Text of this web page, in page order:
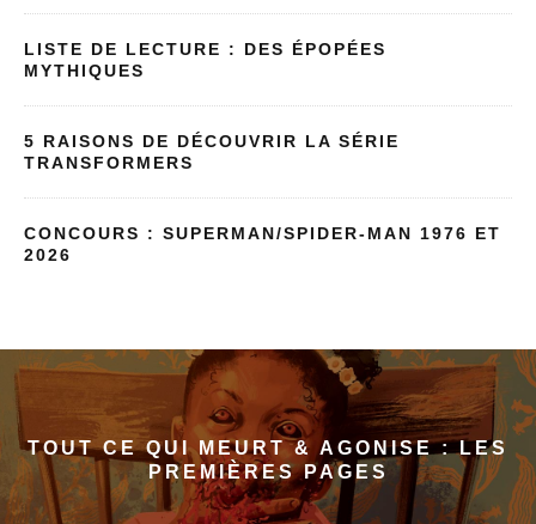
LISTE DE LECTURE : DES ÉPOPÉES
MYTHIQUES
5 RAISONS DE DÉCOUVRIR LA SÉRIE
TRANSFORMERS
CONCOURS : SUPERMAN/SPIDER-MAN 1976 ET
2026
TOUT CE QUI MEURT & AGONISE : LES
PREMIÈRES PAGES